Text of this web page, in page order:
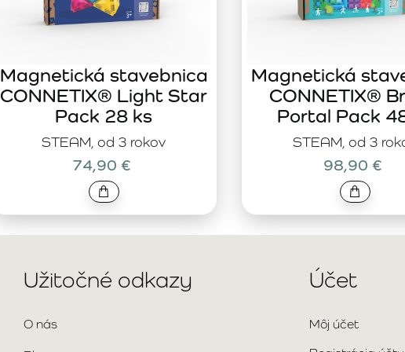
STEAM, od 3 rokov
Magnetická stavebnica
CONNETIX® Light Star
Pack 28 ks
74,90 €
STEAM, od 3
Magnetická
CONNETIX®
Portal Pack
98,90 €
Užitočné odkazy
O nás
Účet
Môj účet